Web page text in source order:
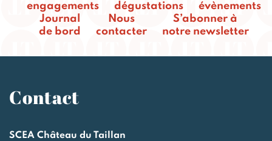
engagements
dégustations
évènements
Journal
de bord
Nous
contacter
S’abonner à
notre newsletter
Contact
SCEA Château du Taillan